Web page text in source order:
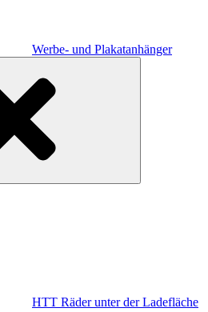
Werbe- und Plakatanhänger
HTT Räder unter der Ladefläche